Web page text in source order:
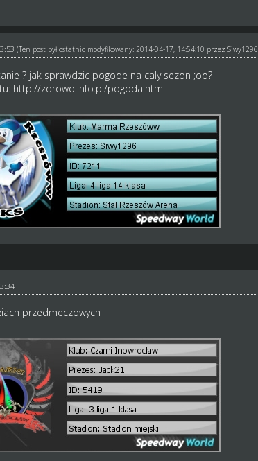
(Ten post był ostatnio modyfikowany: 2014-04-17, 14:54:10 przez Siwy1296
? jak sprawdzic pogode na caly sezon ;oo?
http://zdrowo.info.pl/pogoda.html
przedmeczowych